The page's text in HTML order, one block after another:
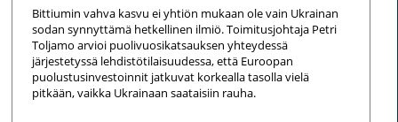
Bittiumin vahva kasvu ei yhtiön mukaan ole vain Ukrainan
sodan synnyttämä hetkellinen ilmiö. Toimitusjohtaja Petri
Toljamo arvioi puolivuosikatsauksen yhteydessä
järjestetyssä lehdistötilaisuudessa, että Euroopan
puolustusinvestoinnit jatkuvat korkealla tasolla vielä
pitkään, vaikka Ukrainaan saataisiin rauha.